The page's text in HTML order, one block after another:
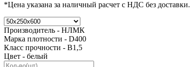
*Цена указана за наличный расчет с НДС без доставки.
Производитель - НЛМК
Марка плотности - D400
Класс прочности - В1,5
Цвет - белый